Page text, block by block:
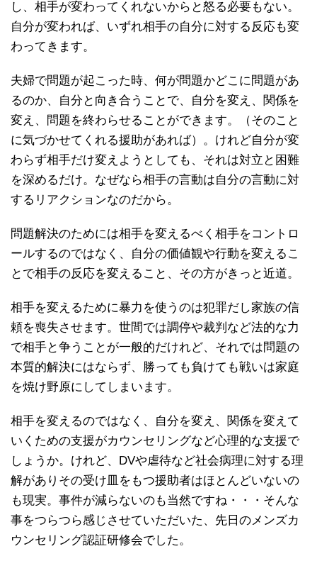
し、相手が変わってくれないからと怒る必要もない。
自分が変われば、いずれ相手の自分に対する反応も変
わってきます。
夫婦で問題が起こった時、何が問題かどこに問題があ
るのか、自分と向き合うことで、自分を変え、関係を
変え、問題を終わらせることができます。（そのこと
に気づかせてくれる援助があれば）。けれど自分が変
わらず相手だけ変えようとしても、それは対立と困難
を深めるだけ。なぜなら相手の言動は自分の言動に対
するリアクションなのだから。
問題解決のためには相手を変えるべく相手をコントロ
ールするのではなく、自分の価値観や行動を変えるこ
とで相手の反応を変えること、その方がきっと近道。
相手を変えるために暴力を使うのは犯罪だし家族の信
頼を喪失させます。世間では調停や裁判など法的な力
で相手と争うことが一般的だけれど、それでは問題の
本質的解決にはならず、勝っても負けても戦いは家庭
を焼け野原にしてしまいます。
相手を変えるのではなく、自分を変え、関係を変えて
いくための支援がカウンセリングなど心理的な支援で
しょうか。けれど、DVや虐待など社会病理に対する理
解がありその受け皿をもつ援助者はほとんどいないの
も現実。事件が減らないのも当然ですね・・・そんな
事をつらつら感じさせていただいた、先日のメンズカ
ウンセリング認証研修会でした。